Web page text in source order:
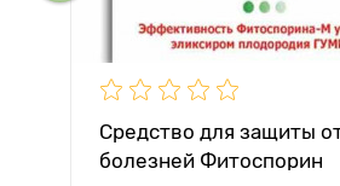
Средство для защиты
болезней Фитоспорин